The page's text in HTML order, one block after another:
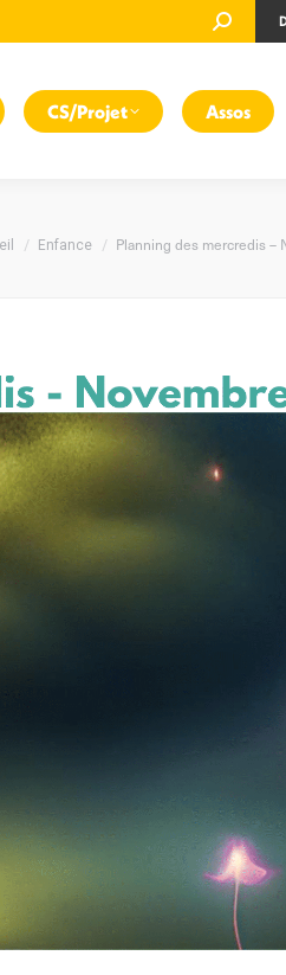
:
CS/Projet Assos
êtes ici :
Enfance Planning des mercredis –